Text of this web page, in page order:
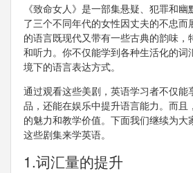
《致命女人》是一部集悬疑、犯罪和
了三个不同年代的女性因丈夫的不忠而
的语言既现代又带有一些古典的韵味，
和听力。你不仅能学到各种生活化的词
境下的语言表达方式。
通过观看这些美剧，英语学习者不仅能
品，还能在娱乐中提升语言能力。而且
的魅力和教学价值。下面我们继续为大
这些剧集来学英语。
1.词汇量的提升